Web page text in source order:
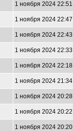
1 ноября 2024 22:51
1 ноября 2024 22:47
1 ноября 2024 22:43
1 ноября 2024 22:33
1 ноября 2024 22:18
1 ноября 2024 21:34
1 ноября 2024 20:28
1 ноября 2024 20:22
1 ноября 2024 20:20